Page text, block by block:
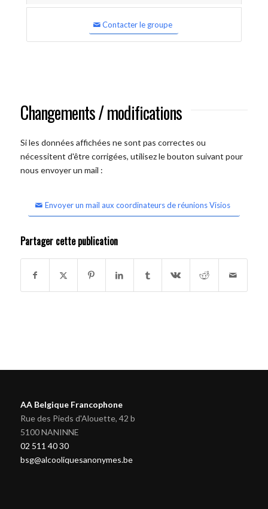
Contacter le groupe
Changements / modifications
Si les données affichées ne sont pas correctes ou
nécessitent d'être corrigées, utilisez le bouton suivant pour
nous envoyer un mail :
Envoyer un mail aux coordinateurs de réunions Visios
Partager cette publication
AA Belgique Francophone
Rue des Pieds d'Alouette, 42 b
5100 NANINNE
02 511 40 30
bsg@alcooliquesanonymes.be